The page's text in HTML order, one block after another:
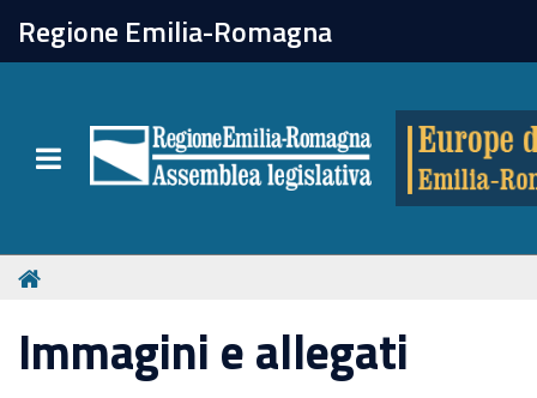
Regione Emilia-Romagna
Toggle navigation
chiudi
Attività
Formazione
Eventi
Immagini e allegati